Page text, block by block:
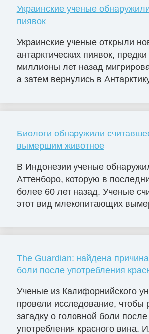
Украинские ученые
пиявок
Украинские ученые открыли
антарктических пиявок,
миллионы лет назад
а затем вернулись в
Биологи обнаружили
вымершим животное
В Индонезии ученые
Аттенборо, которую в
более 60 лет назад. Ученые
этот вид млекопитающих
The Guardian: найдена
боли после употребления
Ученые из Калифорнийского
провели исследование, чтобы
загадку о головной боли после
употребления красного вина.